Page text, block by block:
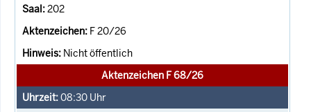
202
F 20/26
Nicht öffentlich
Aktenzeichen F 68/26
08:30 Uhr